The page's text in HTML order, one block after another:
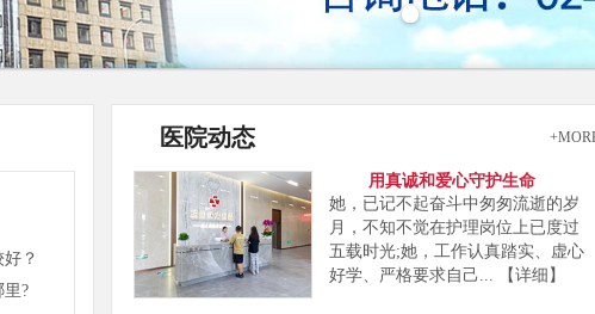
？
?
医院动态
用真诚和爱心守护生命
她，已记不起奋斗中匆匆流逝的岁
月，不知不觉在护理岗位上已度过
五载时光;她，工作认真踏实、虚心
好学、严格要求自己...
【详细】